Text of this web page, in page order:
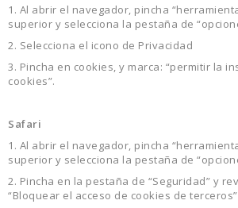
1. Al abrir el navegador, pincha
superior y selecciona la pestaña de
2. Selecciona el icono de Privacidad
3. Pincha en cookies, y marca: “permitir la
cookies”.
Safari
1. Al abrir el navegador, pincha
superior y selecciona la pestaña de
2. Pincha en la pestaña de “Seguridad” y
“Bloquear el acceso de cookies de